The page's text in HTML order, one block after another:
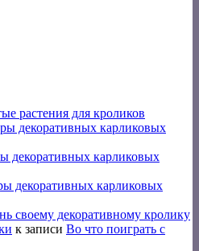
растения для кроликов
декоративных карликовых
декоративных карликовых
декоративных карликовых
своему декоративному кролику
к записи Во что поиграть с